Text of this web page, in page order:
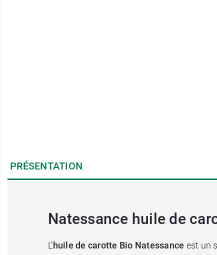
PRÉSENTATION
Natessance huile de
L’huile de carotte Bio Natessance est un